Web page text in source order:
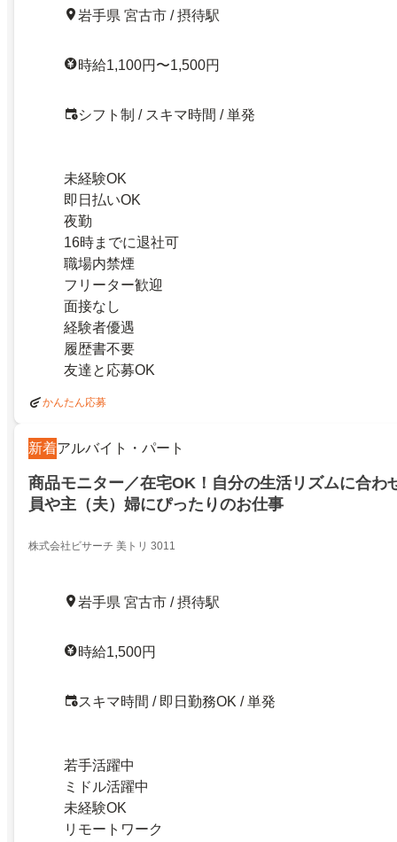
岩手県 宮古市 / 摂待駅
時給1,100円〜1,500円
シフト制 / スキマ時間 / 単発
未経験OK
即日払いOK
夜勤
16時までに退社可
職場内禁煙
フリーター歓迎
面接なし
経験者優遇
履歴書不要
友達と応募OK
かんたん応募
新着アルバイト・パート
商品モニター／在宅OK！自分の生活リズムに合わ
員や主（夫）婦にぴったりのお仕事
株式会社ビサーチ 美トリ 3011
岩手県 宮古市 / 摂待駅
時給1,500円
スキマ時間 / 即日勤務OK / 単発
若手活躍中
ミドル活躍中
未経験OK
リモートワーク